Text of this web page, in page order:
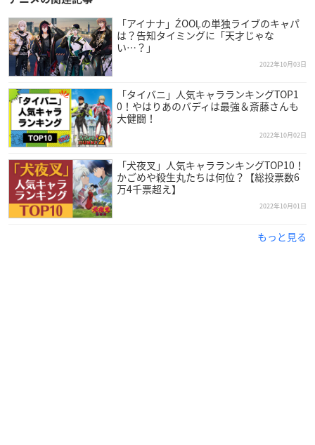
「アイナナ」ŹOOĻの単独ライブのキャパ
は？告知タイミングに「天才じゃな
い…？」
2022年10月03日
「タイバニ」人気キャラランキングTOP1
0！やはりあのバディは最強＆斎藤さんも
大健闘！
2022年10月02日
「犬夜叉」人気キャラランキングTOP10！
かごめや殺生丸たちは何位？【総投票数6
万4千票超え】
2022年10月01日
もっと見る